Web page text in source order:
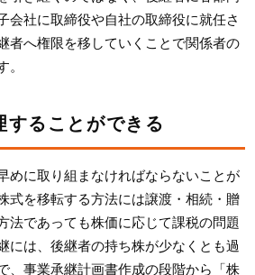
会社に取締役や自社の取締役に就任さ
者へ権限を移していくことで関係者の
。
ることができる
めに取り組まなければならないことが
式を移転する方法には譲渡・相続・贈
法であっても株価に応じて課税の問題
には、後継者の持ち株が少なくとも過
、事業承継計画書作成の段階から「株